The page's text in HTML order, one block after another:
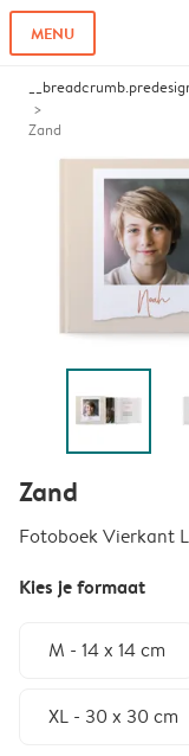
MENU
Zand
Zand
Fotoboek Vierkant L
Kies je formaat
M - 14 x 14 cm
XL - 30 x 30 cm